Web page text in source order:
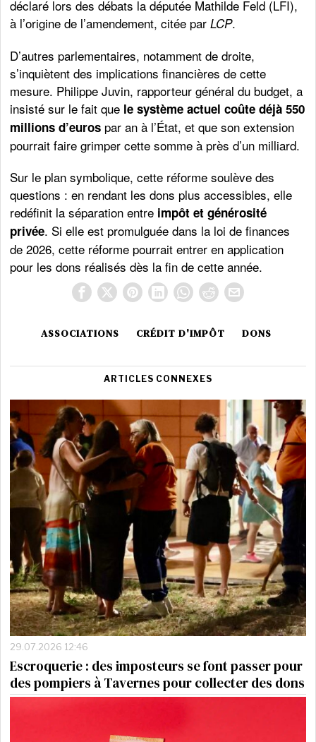
déclaré lors des débats la députée Mathilde Feld (LFI),
à l’origine de l’amendement, citée parLCP.
D’autres parlementaires, notamment de droite,
s’inquiètent des implications financières de cette
mesure. Philippe Juvin, rapporteur général du budget, a
insisté sur le fait que le système actuel coûte déjà 550
millions d’euros par an à l’État, et que son extension
pourrait faire grimper cette somme à près d’un milliard.
Sur le plan symbolique, cette réforme soulève des
questions : en rendant les dons plus accessibles, elle
redéfinit la séparation entre impôt et générosité
privée. Si elle est promulguée dans la loi de finances
de 2026, cette réforme pourrait entrer en application
pour les dons réalisés dès la fin de cette année.
ASSOCIATIONS CRÉDIT D'IMPÔT DONS
ARTICLES CONNEXES
29.07.2026 12:46
Escroquerie : des imposteurs se font passer pour
des pompiers à Tavernes pour collecter des dons